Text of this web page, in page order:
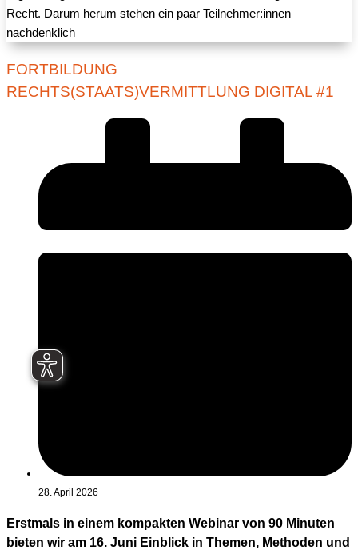
FORTBILDUNG
RECHTS(STAATS)VERMITTLUNG DIGITAL #1
28. April 2026
Erstmals in einem kompakten Webinar von 90 Minuten
bieten wir am 16. Juni Einblick in Themen, Methoden und